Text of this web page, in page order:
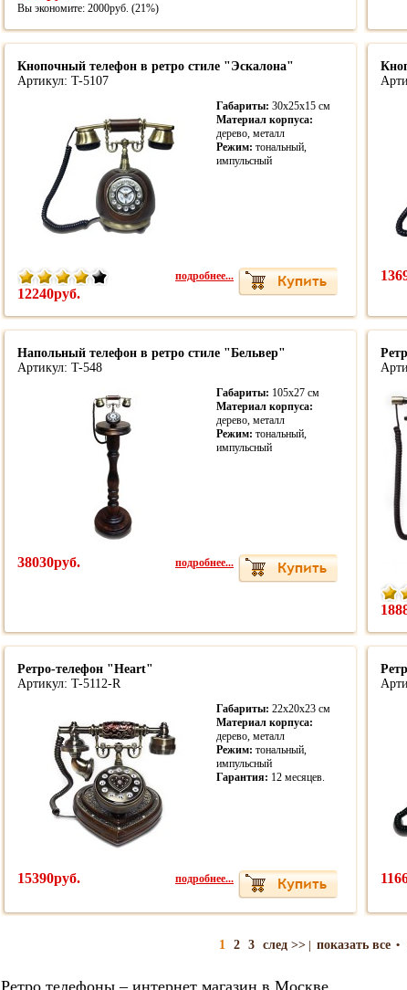
Вы экономите: 2000руб. (21%)
Кнопочный телефон в ретро стиле "Эскалона"
Артикул: T-5107
Габариты: 30х25х15 см
Материал корпуса:
дерево, металл
Режим: тональный,
импульсный
12240руб.
подробнее...
Напольный телефон в ретро стиле "Бельвер"
Артикул: T-548
Габариты: 105х27 см
Материал корпуса:
дерево, металл
Режим: тональный,
импульсный
38030руб. подробнее...
Ретро-телефон "Heart"
Артикул: T-5112-R
Габариты: 22х20х23 см
Материал корпуса:
дерево, металл
Режим: тональный,
импульсный
Гарантия: 12 месяцев.
15390руб. подробнее...
1 2 3 след >> показать все •
Ретро телефоны – интернет магазин в Москве.